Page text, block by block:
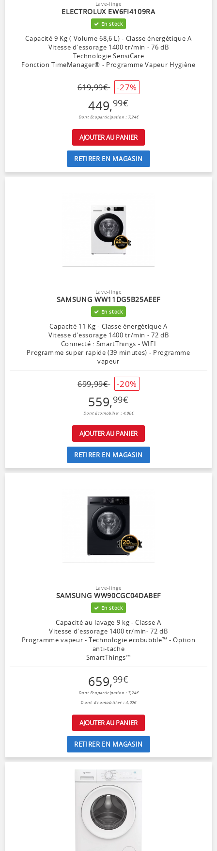
Lave-linge
ELECTROLUX EW6FI4109RA
En stock
Capacité 9 Kg ( Volume 68,6 L) - Classe énergétique A
Vitesse d'essorage 1400 tr/min - 76 dB
Technologie SensiCare
Fonction TimeManager® - Programme Vapeur Hygiène
619,99€ -27%
449,99€
Dont Ecoparticipation : 7,24€
AJOUTER AU PANIER
RETIRER EN MAGASIN
Lave-linge
SAMSUNG WW11DG5B25AEEF
En stock
Capacité 11 Kg - Classe énergétique A
Vitesse d'essorage 1400 tr/min - 72 dB
Connecté : SmartThings - WIFI
Programme super rapide (39 minutes) - Programme
vapeur
699,99€ -20%
559,99€
Dont Ecomobilier : 4,00€
AJOUTER AU PANIER
RETIRER EN MAGASIN
Lave-linge
SAMSUNG WW90CGC04DABEF
En stock
Capacité au lavage 9 kg - Classe A
Vitesse d'essorage 1400 tr/min- 72 dB
Programme vapeur - Technologie ecobubble™ - Option
anti-tache
SmartThings™
659,99€
Dont Ecoparticipation : 7,24€
Dont Ecomobilier : 4,00€
AJOUTER AU PANIER
RETIRER EN MAGASIN